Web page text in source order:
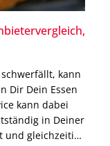
kann
Dir Dein Essen
kann dabei
in Deiner
und gleichzeitig